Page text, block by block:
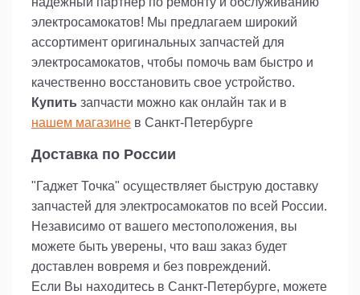
электросамокатов! Мы предлагаем широкий
ассортимент оригинальных запчастей для
электросамокатов, чтобы помочь вам быстро и
качественно восстановить свое устройство.
Купить запчасти можно как онлайн так и в
нашем магазине в Санкт-Петербурге
Доставка по России
"Гаджет Точка" осуществляет быструю доставку
запчастей для электросамокатов по всей России.
Независимо от вашего местоположения, вы
можете быть уверены, что ваш заказ будет
доставлен вовремя и без повреждений.
Если Вы находитесь в Санкт-Петербурге, можете